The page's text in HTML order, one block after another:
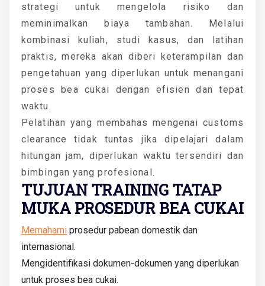
strategi untuk mengelola risiko dan
meminimalkan biaya tambahan. Melalui
kombinasi kuliah, studi kasus, dan latihan
praktis, mereka akan diberi keterampilan dan
pengetahuan yang diperlukan untuk menangani
proses bea cukai dengan efisien dan tepat
waktu.
Pelatihan yang membahas mengenai customs
clearance tidak tuntas jika dipelajari dalam
hitungan jam, diperlukan waktu tersendiri dan
bimbingan yang profesional.
TUJUAN TRAINING TATAP
MUKA PROSEDUR BEA CUKAI
Memahami prosedur pabean domestik dan
internasional.
Mengidentifikasi dokumen-dokumen yang diperlukan
untuk proses bea cukai.